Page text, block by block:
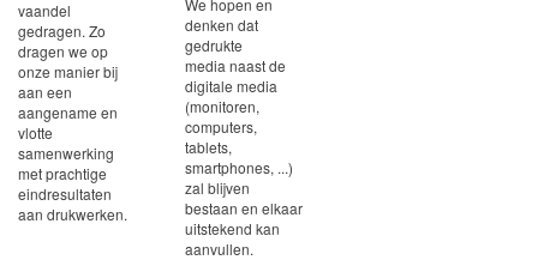
vaandel
gedragen. Zo
dragen we op
onze manier bij
aan een
aangename en
vlotte
samenwerking
met prachtige
eindresultaten
aan drukwerken.
We hopen en
denken dat
gedrukte
media naast de
digitale media
(monitoren,
computers,
tablets,
smartphones, ...)
zal blijven
bestaan en elkaar
uitstekend kan
aanvullen.